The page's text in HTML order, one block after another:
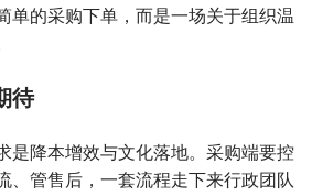
单的采购下单，而是一场关于组织温
待
是降本增效与文化落地。采购端要控
、管售后，一套流程走下来行政团队